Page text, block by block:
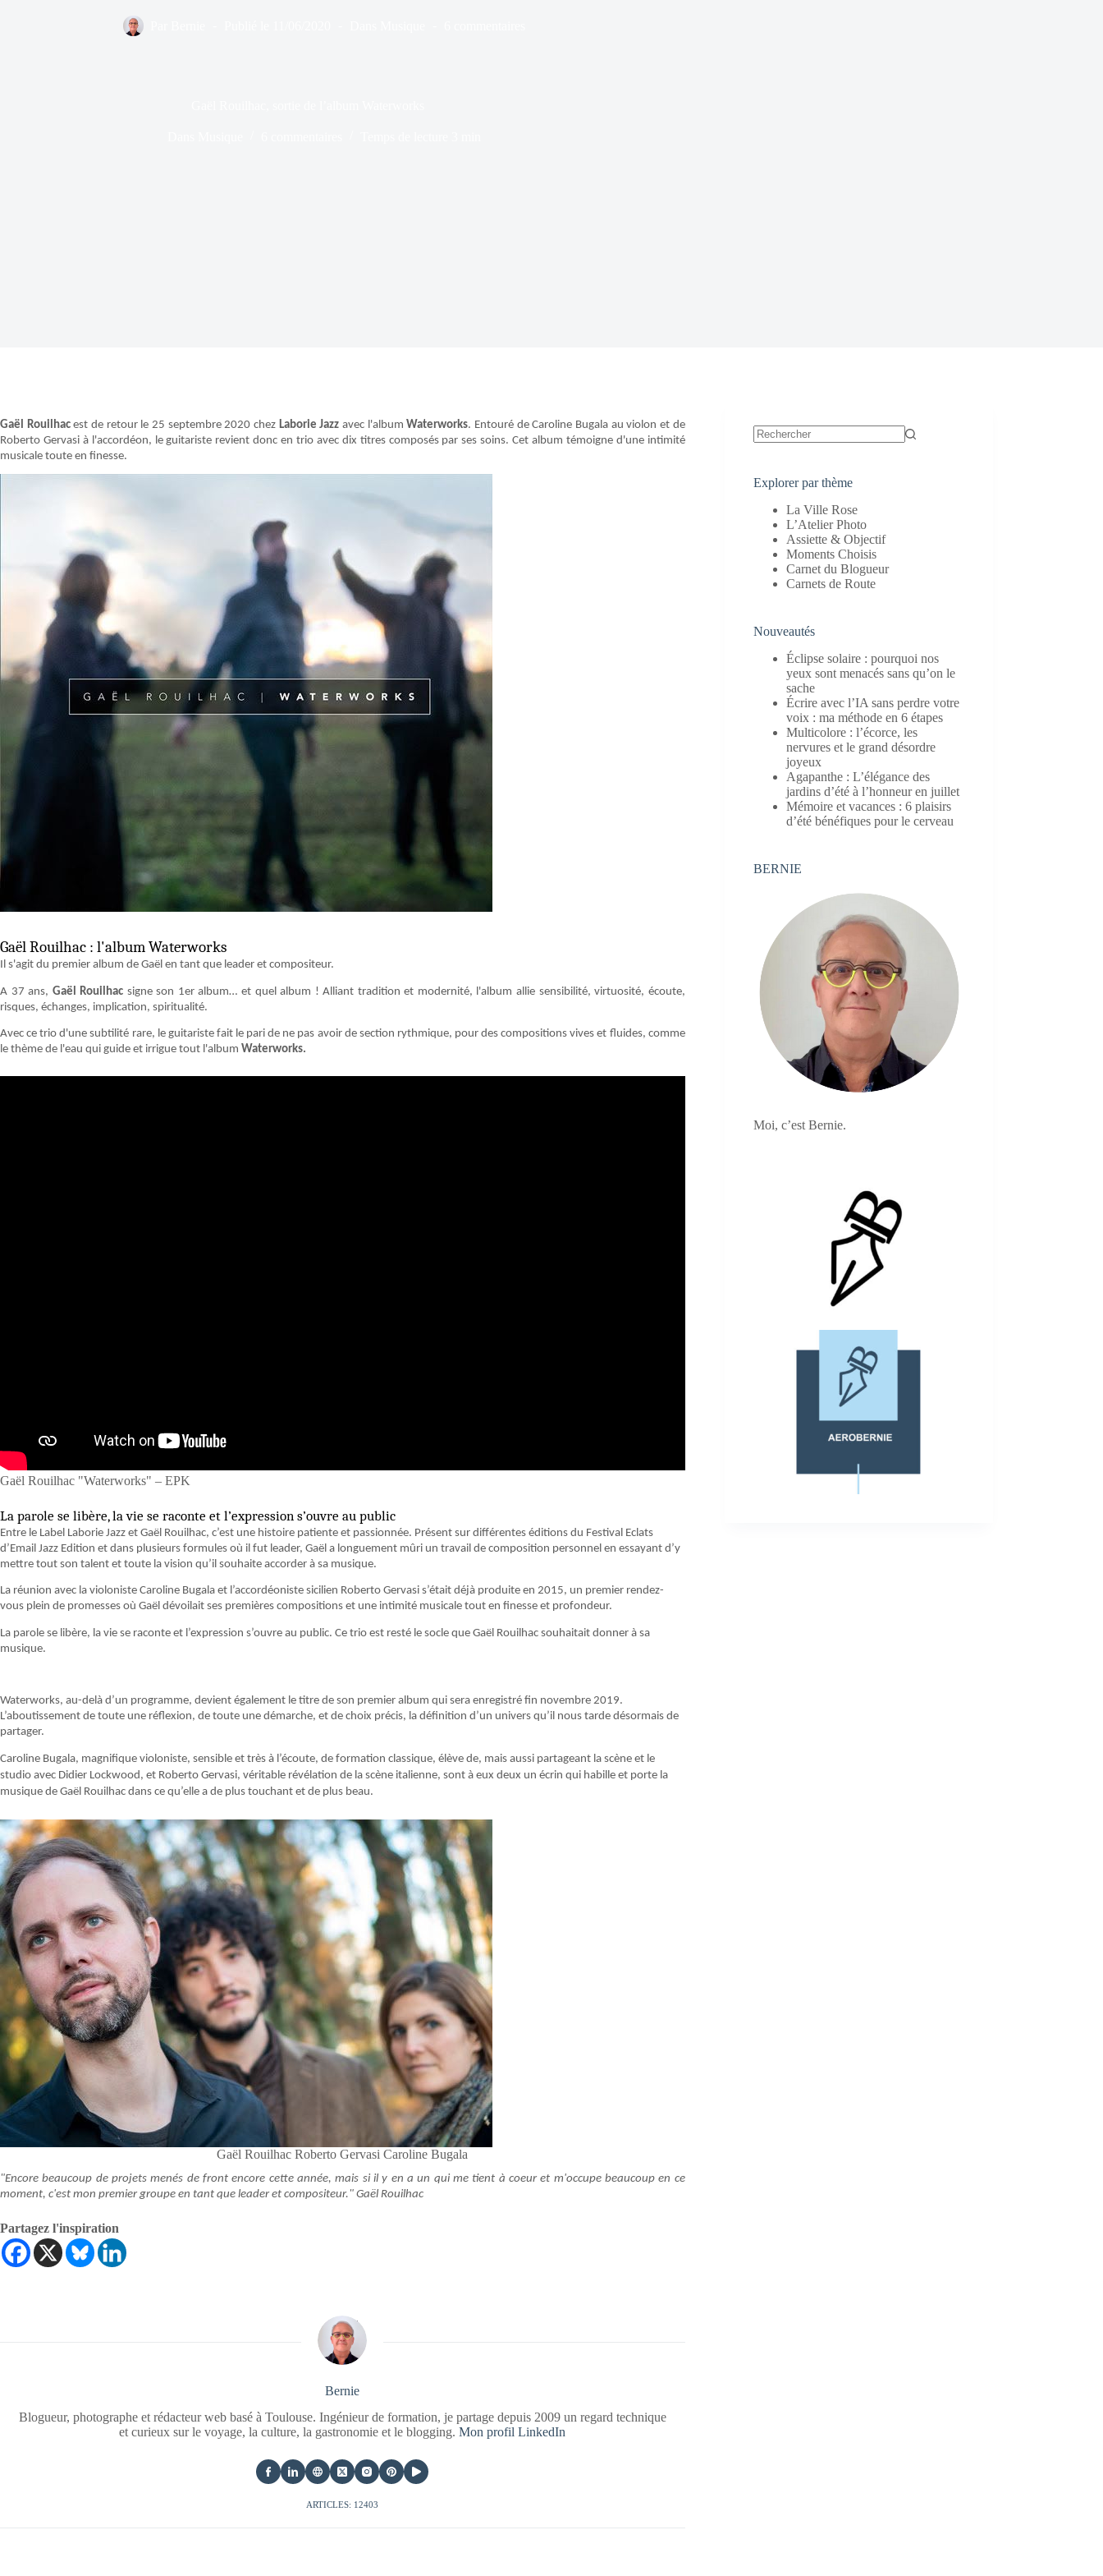
Gaël Rouilhacest de retour le 25 septembre 2020 chez Laborie Jazz avec l'albumWaterworks. Entouré de Caroline Bugala au violon et de
Roberto Gervasi à l'accordéon, le guitariste revient donc en trio avec dix titres composés par ses soins. Cet album témoigne d'une intimité
musicale toute en finesse.
Gaël Rouilhac : l'album Waterworks
Il s'agit du premier album de Gaël en tant que leader et compositeur.
A 37 ans, Gaël Rouilhac signe son 1er album… et quel album ! Alliant tradition et modernité, l'album allie sensibilité, virtuosité, écoute,
risques, échanges, implication, spiritualité.
Avec ce trio d'une subtilité rare, le guitariste fait le pari de ne pas avoir de section rythmique, pour des compositions vives et fluides, comme
le thème de l'eau qui guide et irrigue tout l'album Waterworks.
Gaël Rouilhac "Waterworks" – EPK
La parole se libère, la vie se raconte et l’expression s’ouvre au public
Entre le Label Laborie Jazz et Gaël Rouilhac, c’est une histoire patiente et passionnée. Présent sur différentes éditions du Festival Eclats
d’Email Jazz Edition et dans plusieurs formules où il fut leader, Gaël a longuement mûri un travail de composition personnel en essayant d’y
mettre tout son talent et toute la vision qu’il souhaite accorder à sa musique.
La réunion avec la violoniste Caroline Bugala et l’accordéoniste sicilien Roberto Gervasi s’était déjà produite en 2015, un premier rendez-
vous plein de promesses où Gaël dévoilait ses premières compositions et une intimité musicale tout en finesse et profondeur.
La parole se libère, la vie se raconte et l’expression s’ouvre au public. Ce trio est resté le socle que Gaël Rouilhac souhaitait donner à sa
musique.
Waterworks, au-delà d’un programme, devient également le titre de son premier album qui sera enregistré fin novembre 2019.
L’aboutissement de toute une réflexion, de toute une démarche, et de choix précis, la définition d’un univers qu’il nous tarde désormais de
partager.
Caroline Bugala, magnifique violoniste, sensible et très à l’écoute, de formation classique, élève de, mais aussi partageant la scène et le
studio avec Didier Lockwood, et Roberto Gervasi, véritable révélation de la scène italienne, sont à eux deux un écrin qui habille et porte la
musique de Gaël Rouilhac dans ce qu’elle a de plus touchant et de plus beau.
Gaël Rouilhac Roberto Gervasi Caroline Bugala
"Encore beaucoup de projets menés de front encore cette année, mais si il y en a un qui me tient à coeur et m'occupe beaucoup en ce
moment, c'est mon premier groupe en tant que leader et compositeur." Gaël Rouilhac
Partagez l'inspiration
Bernie
Blogueur, photographe et rédacteur web basé à Toulouse. Ingénieur de formation, je partage depuis 2009 un regard technique
et curieux sur le voyage, la culture, la gastronomie et le blogging.Mon profil LinkedIn
ARTICLES: 12403
Explorer par thème
La Ville Rose
L’Atelier Photo
Assiette & Objectif
Moments Choisis
Carnet du Blogueur
Carnets de Route
Nouveautés
Éclipse solaire : pourquoi nos
yeux sont menacés sans qu’on le
sache
Écrire avec l’IA sans perdre votre
voix : ma méthode en 6 étapes
Multicolore : l’écorce, les
nervures et le grand désordre
joyeux
Agapanthe : L’élégance des
jardins d’été à l’honneur en juillet
Mémoire et vacances : 6 plaisirs
d’été bénéfiques pour le cerveau
BERNIE
Moi, c’est Bernie.